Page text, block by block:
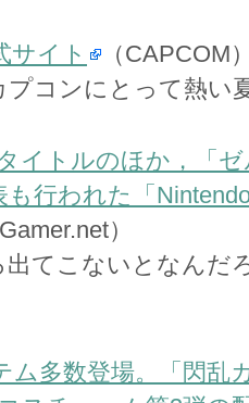
サイト
（CAPCOM
プコンにとって熱い
イトルのほか，「
も行われた「
）
てこないとなんだ
ム多数登場。「閃乱